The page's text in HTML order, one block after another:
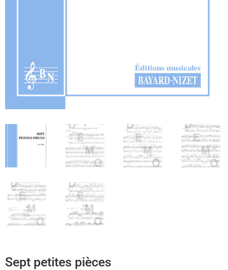
Sept petites pièces